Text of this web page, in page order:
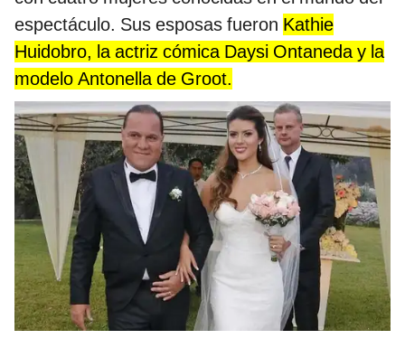
espectáculo. Sus esposas fueron Kathie
Huidobro, la actriz cómica Daysi Ontaneda y la
modelo Antonella de Groot.